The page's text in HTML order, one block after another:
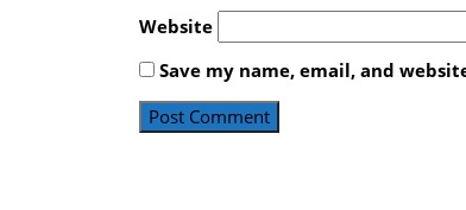
Website
Save my name, email, and